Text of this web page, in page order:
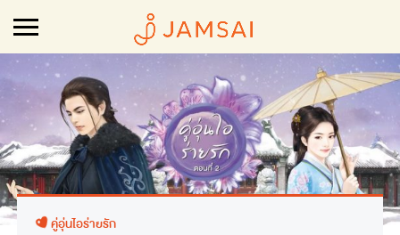
คู่อุ่นไอร่ายรัก